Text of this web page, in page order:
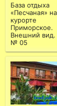
База отдыха
«Песчаная» на
курорте
Приморское.
Внешний вид.
№ 05